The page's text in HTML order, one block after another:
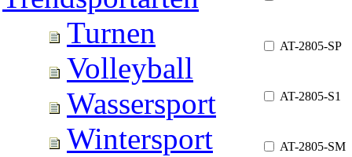
Turnen
Volleyball
Wassersport
Wintersport
AT-2805-SP
AT-2805-S1
AT-2805-SM